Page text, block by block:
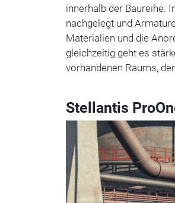
innerhalb der Baureihe.
nachgelegt und
Materialien und die
gleichzeitig geht es
vorhandenen Raums,
Stellantis